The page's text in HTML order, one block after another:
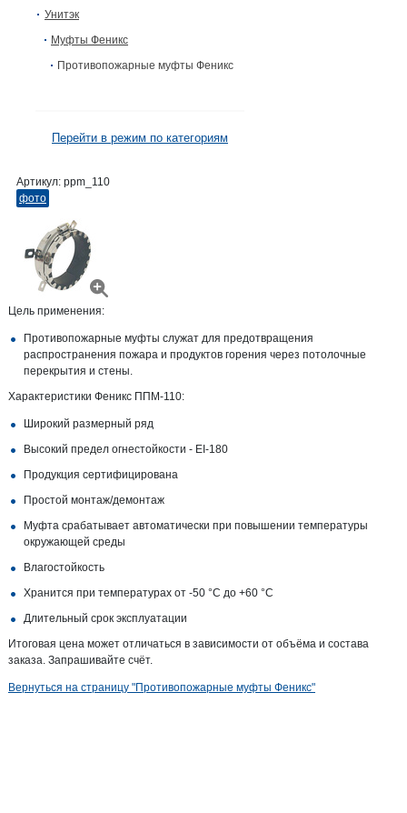
Унитэк
Муфты Феникс
Противопожарные муфты Феникс
Перейти в режим по категориям
Артикул: ppm_110
фото
Цель применения:
Противопожарные муфты служат для предотвращения
распространения пожара и продуктов горения через потолочные
перекрытия и стены.
Характеристики Феникс ППМ-110:
Широкий размерный ряд
Высокий предел огнестойкости - EI-180
Продукция сертифицирована
Простой монтаж/демонтаж
Муфта срабатывает автоматически при повышении температуры
окружающей среды
Влагостойкость
Хранится при температурах от -50 °C до +60 °C
Длительный срок эксплуатации
Итоговая цена может отличаться в зависимости от объёма и состава
заказа. Запрашивайте счёт.
Вернуться на страницу "Противопожарные муфты Феникс"